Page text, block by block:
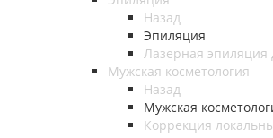
Назад
Эпиляция
Лазерная
Мужская косметология
Назад
Мужская
Коррекция